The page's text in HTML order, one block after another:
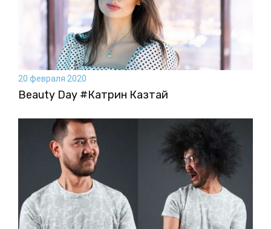
20 февраля 2020
Beauty Day #Катрин Казтай